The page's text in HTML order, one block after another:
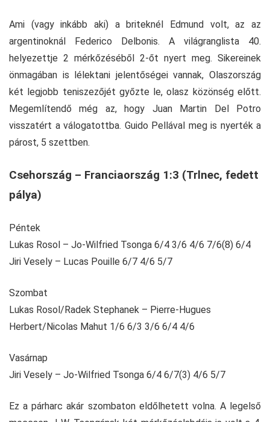
Ami (vagy inkább aki) a briteknél Edmund volt, az az
argentinoknál Federico Delbonis. A világranglista 40.
helyezettje 2 mérkőzéséből 2-őt nyert meg. Sikereinek
önmagában is lélektani jelentőségei vannak, Olaszország
két legjobb teniszezőjét győzte le, olasz közönség előtt.
Megemlítendő még az, hogy Juan Martin Del Potro
visszatért a válogatottba. Guido Pellával meg is nyerték a
párost, 5 szettben.
Csehország – Franciaország 1:3 (Trlnec, fedett
pálya)
Péntek
Lukas Rosol – Jo-Wilfried Tsonga 6/4 3/6 4/6 7/6(8) 6/4
Jiri Vesely – Lucas Pouille 6/7 4/6 5/7
Szombat
Lukas Rosol/Radek Stephanek – Pierre-Hugues
Herbert/Nicolas Mahut 1/6 6/3 3/6 6/4 4/6
Vasárnap
Jiri Vesely – Jo-Wilfried Tsonga 6/4 6/7(3) 4/6 5/7
Ez a párharc akár szombaton eldőlhetett volna. A legelső